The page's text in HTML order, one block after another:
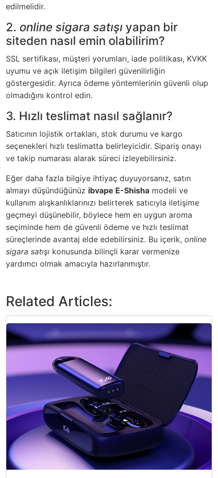
edilmelidir.
2. online sigara satışı yapan bir
siteden nasıl emin olabilirim?
SSL sertifikası, müşteri yorumları, iade politikası, KVKK
uyumu ve açık iletişim bilgileri güvenilirliğin
göstergesidir. Ayrıca ödeme yöntemlerinin güvenli olup
olmadığını kontrol edin.
3. Hızlı teslimat nasıl sağlanır?
Satıcının lojistik ortakları, stok durumu ve kargo
seçenekleri hızlı teslimatta belirleyicidir. Sipariş onayı
ve takip numarası alarak süreci izleyebilirsiniz.
Eğer daha fazla bilgiye ihtiyaç duyuyorsanız, satın
almayı düşündüğünüz ibvape E-Shisha modeli ve
kullanım alışkanlıklarınızı belirterek satıcıyla iletişime
geçmeyi düşünebilir, böylece hem en uygun aroma
seçiminde hem de güvenli ödeme ve hızlı teslimat
süreçlerinde avantaj elde edebilirsiniz. Bu içerik, online
sigara satışı konusunda bilinçli karar vermenize
yardımcı olmak amacıyla hazırlanmıştır.
Related Articles: